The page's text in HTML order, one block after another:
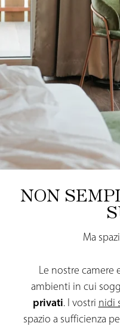
NON
Ma
Le nostre camere
ambienti in cui
privati. I vostri nidi
spazio a sufficienza